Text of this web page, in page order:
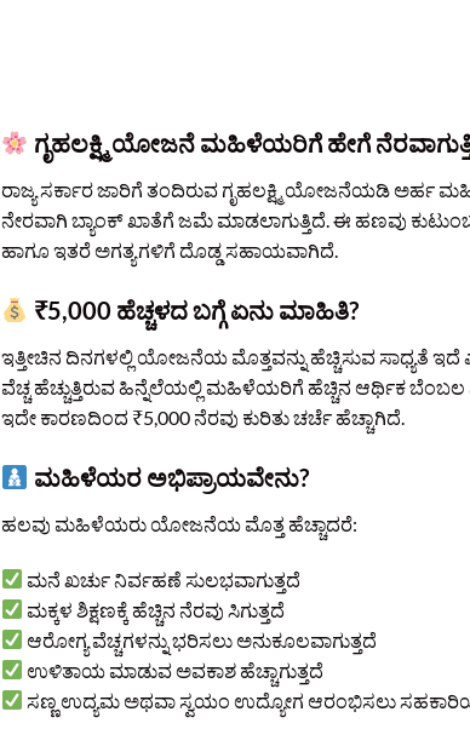
ಗೃಹಲಕ್ಷ್ಮಿ ಯೋಜನೆ ಮಹಿಳೆಯರಿಗೆ ಹೇಗೆ
ರಾಜ್ಯ ಸರ್ಕಾರ ಜಾರಿಗೆ ತಂದಿರುವ ಗೃಹಲಕ್ಷ್ಮಿ ಯೋಜನೆಯಡಿ ಅರ್ಹ
ನೇರವಾಗಿ ಬ್ಯಾಂಕ್ ಖಾತೆಗೆ ಜಮೆ ಮಾಡಲಾಗುತ್ತಿದೆ. ಈ ಹಣವು
ಹಾಗೂ ಇತರೆ ಅಗತ್ಯಗಳಿಗೆ ದೊಡ್ಡ ಸಹಾಯವಾಗಿದೆ.
₹5,000 ಹೆಚ್ಚಳದ ಬಗ್ಗೆ ಏನು ಮಾಹಿತಿ?
ಇತ್ತೀಚಿನ ದಿನಗಳಲ್ಲಿ ಯೋಜನೆಯ ಮೊತ್ತವನ್ನು ಹೆಚ್ಚಿಸುವ ಸಾಧ್ಯತೆ ಇದೆ
ವೆಚ್ಚ ಹೆಚ್ಚುತ್ತಿರುವ ಹಿನ್ನೆಲೆಯಲ್ಲಿ ಮಹಿಳೆಯರಿಗೆ ಹೆಚ್ಚಿನ ಆರ್ಥಿಕ
ಇದೇ ಕಾರಣದಿಂದ ₹5,000 ನೆರವು ಕುರಿತು ಚರ್ಚೆ ಹೆಚ್ಚಾಗಿದೆ.
ಮಹಿಳೆಯರ ಅಭಿಪ್ರಾಯವೇನು?
ಹಲವು ಮಹಿಳೆಯರು ಯೋಜನೆಯ ಮೊತ್ತ ಹೆಚ್ಚಾದರೆ:
ಮನೆ ಖರ್ಚು ನಿರ್ವಹಣೆ ಸುಲಭವಾಗುತ್ತದೆ
ಮಕ್ಕಳ ಶಿಕ್ಷಣಕ್ಕೆ ಹೆಚ್ಚಿನ ನೆರವು ಸಿಗುತ್ತದೆ
ಆರೋಗ್ಯ ವೆಚ್ಚಗಳನ್ನು ಭರಿಸಲು ಅನುಕೂಲವಾಗುತ್ತದೆ
ಉಳಿತಾಯ ಮಾಡುವ ಅವಕಾಶ ಹೆಚ್ಚಾಗುತ್ತದೆ
ಸಣ್ಣ ಉದ್ಯಮ ಅಥವಾ ಸ್ವಯಂ ಉದ್ಯೋಗ ಆರಂಭಿಸಲು